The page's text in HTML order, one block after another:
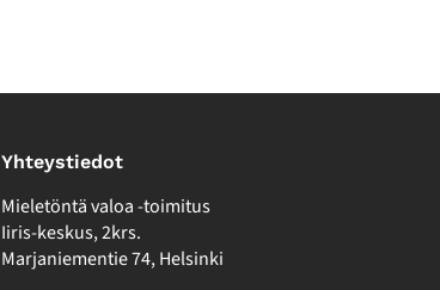
Yhteystiedot
Mieletöntä valoa -toimitus
Iiris-keskus, 2krs.
Marjaniementie 74, Helsinki